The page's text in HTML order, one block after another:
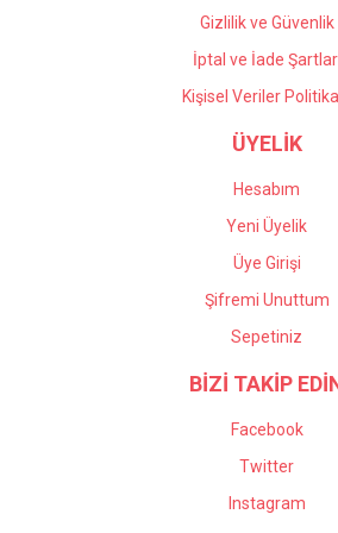
Gizlilik ve Güvenlik
İptal ve İade
Kişisel Veriler
ÜYELİK
Hesabım
Yeni Üyelik
Üye Girişi
Şifremi Unuttum
Sepetiniz
BİZİ TAKİP
Facebook
Twitter
Instagram